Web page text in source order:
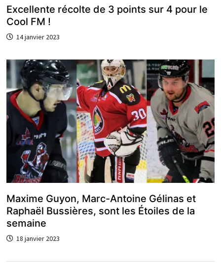
Excellente récolte de 3 points sur 4 pour le
Cool FM !
14 janvier 2023
Maxime Guyon, Marc-Antoine Gélinas et
Raphaël Bussières, sont les Étoiles de la
semaine
18 janvier 2023